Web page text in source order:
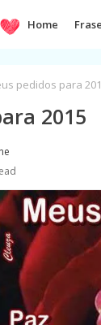
Home
pedidos para
2015